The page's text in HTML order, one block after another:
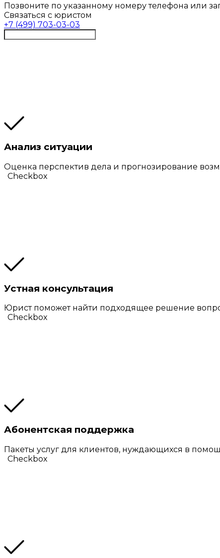
Позвоните по указанному номеру телефона или
Связаться с юристом
+7 (499) 703-03-03
Анализ ситуации
Оценка перспектив дела и прогнозирование
Checkbox
Устная консультация
Юрист поможет найти подходящее решение
Checkbox
Абонентская поддержка
Пакеты услуг для клиентов, нуждающихся в
Checkbox